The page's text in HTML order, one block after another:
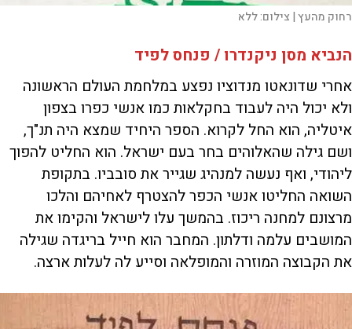
רחוק מהעץ | צילום:ללא
הנביא מסן ניקנדרו / פנחס לפיד
אחרי שדונאטו מנדוציו נפצע במלחמת העולם הראשונה
ולא יכול היה לעבוד בחקלאות כמו אנשי כפרו בצפון
איטליה, הוא החל לקרוא. הספר היחיד שמצא היה תנ"ך,
ושם גילה שהאלוהים בחר בעם ישראל. הוא החליט להפוך
ליהודי, ואף נעשה למנהיג שגייר את סובביו. בתקופת
השואה החליטו אנשי הכפר להצטרף לאחיהם והלכו
מרצונם למחנה ריכוז. בהמשך עלו לישראל והקימו את
המושבים עלמה ודלתון. המחבר הוא חייל בריגדה שגילה
את הקבוצה המוזרה והמופלאה וסייע לה לעלות ארצה.